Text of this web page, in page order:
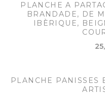
PLANCHE A
BRANDADE, DE
IBÈRIQUE,
PLANCHE PANISSES